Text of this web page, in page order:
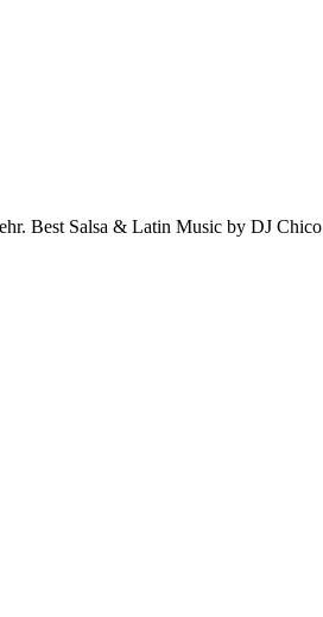
Best Salsa & Latin Music by DJ Chico